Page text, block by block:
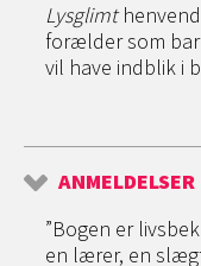
Lysglimt
forælder som
vil have indblik i
”Bogen er
en lærer, en